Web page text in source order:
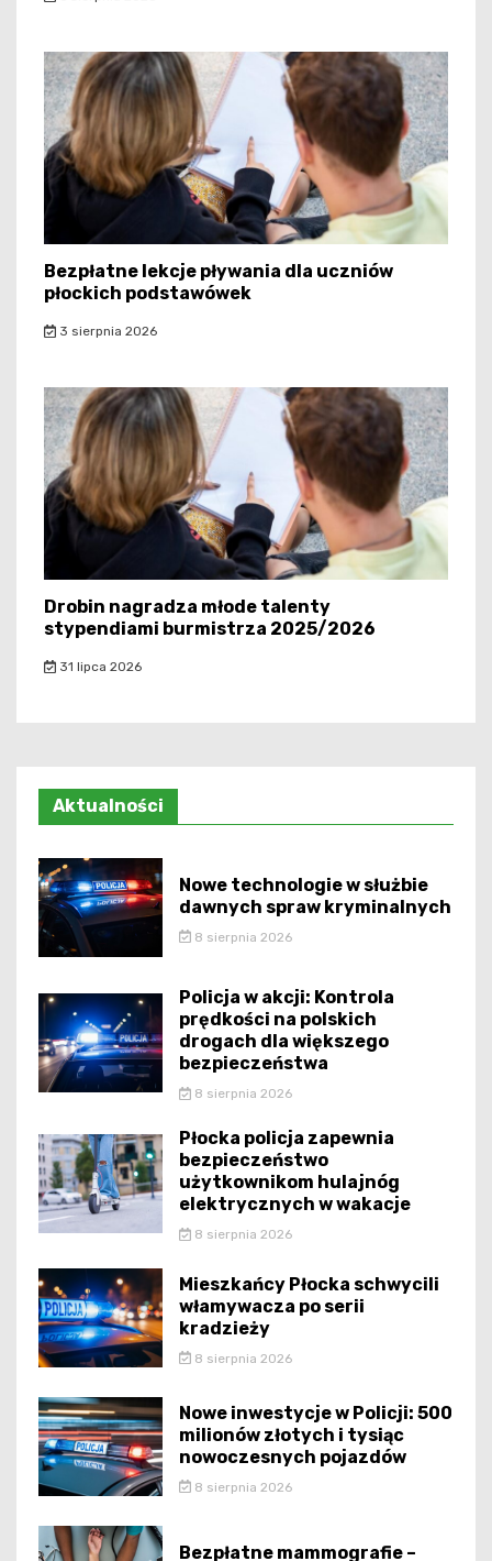
Bezpłatne lekcje pływania dla uczniów
płockich podstawówek
3 sierpnia 2026
Drobin nagradza młode talenty
stypendiami burmistrza 2025/2026
31 lipca 2026
Aktualności
Nowe technologie w służbie
dawnych spraw kryminalnych
8 sierpnia 2026
Policja w akcji: Kontrola
prędkości na polskich
drogach dla większego
bezpieczeństwa
8 sierpnia 2026
Płocka policja zapewnia
bezpieczeństwo
użytkownikom hulajnóg
elektrycznych w wakacje
8 sierpnia 2026
Mieszkańcy Płocka schwycili
włamywacza po serii
kradzieży
8 sierpnia 2026
Nowe inwestycje w Policji: 500
milionów złotych i tysiąc
nowoczesnych pojazdów
8 sierpnia 2026
Bezpłatne mammografie –